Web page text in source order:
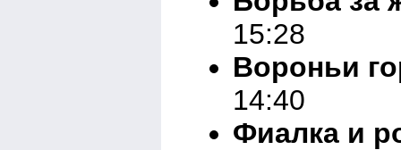
15:28
Вороньи
14:40
Фиалка и